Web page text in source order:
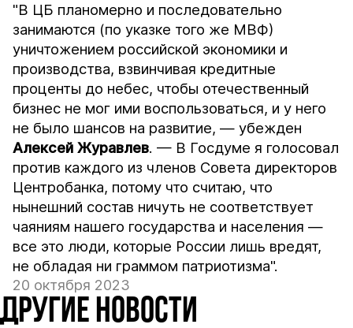
"В ЦБ планомерно и последовательно
занимаются (по указке того же МВФ)
уничтожением российской экономики и
производства, взвинчивая кредитные
проценты до небес, чтобы отечественный
бизнес не мог ими воспользоваться, и у него
не было шансов на развитие, — убежден
Алексей Журавлев. — В Госдуме я голосовал
против каждого из членов Совета директоров
Центробанка, потому что считаю, что
нынешний состав ничуть не соответствует
чаяниям нашего государства и населения —
все это люди, которые России лишь вредят,
не обладая ни граммом патриотизма".
20 октября 2023
ДРУГИЕ НОВОСТИ